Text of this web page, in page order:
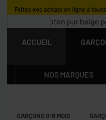
Livraison gratuite pour tout
ACCUEIL
NOS MARQUES
GARÇONS 0-9 MOIS